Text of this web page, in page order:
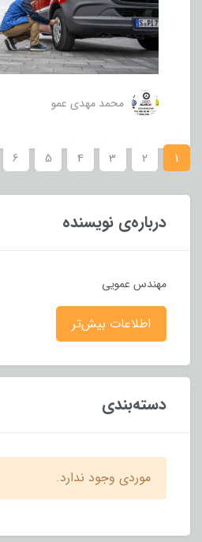
محمد مهدی عمو
1
2
3
4
5
6
درباره‌ی نویسنده
مهندس عمویی
اطلاعات بیش‌تر
دسته‌بندی
موردی وجود ندارد.